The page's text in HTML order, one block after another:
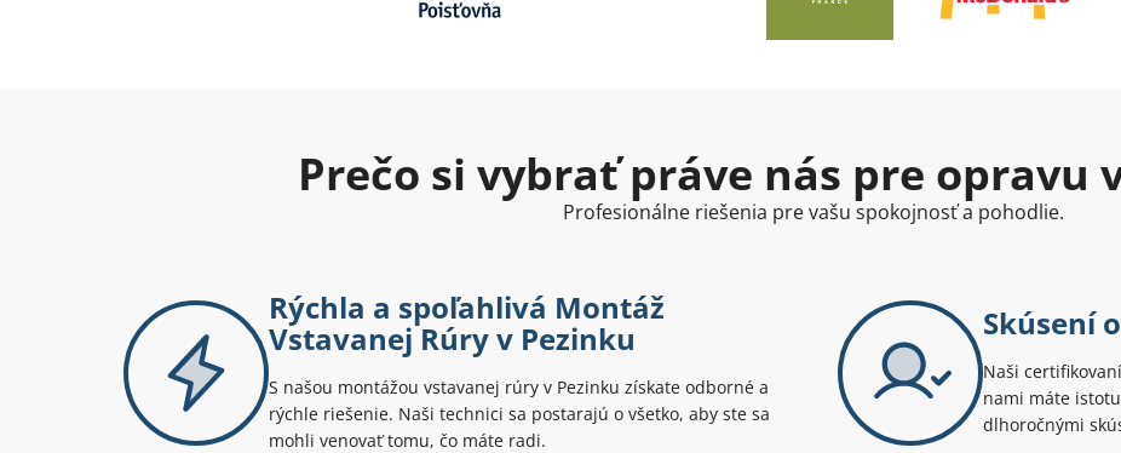
Prečo si vybrať práve nás pre opravu
Profesionálne riešenia pre vašu spokojnosť a pohodlie.
Rýchla a spoľahlivá Montáž
Vstavanej Rúry v Pezinku
S našou montážou vstavanej rúry v Pezinku získate odborné a
rýchle riešenie. Naši technici sa postarajú o všetko, aby ste sa
mohli venovať tomu, čo máte radi.
Skúsení
Naši
nami máte
dlhoročnými